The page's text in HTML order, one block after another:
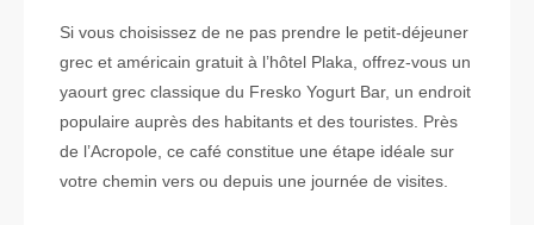
Si vous choisissez de ne pas prendre le petit-déjeuner
grec et américain gratuit à l’hôtel Plaka, offrez-vous un
yaourt grec classique du Fresko Yogurt Bar, un endroit
populaire auprès des habitants et des touristes. Près
de l’Acropole, ce café constitue une étape idéale sur
votre chemin vers ou depuis une journée de visites.